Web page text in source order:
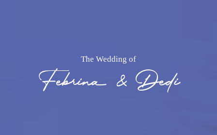
The Wedding of
Febrina & Dedi